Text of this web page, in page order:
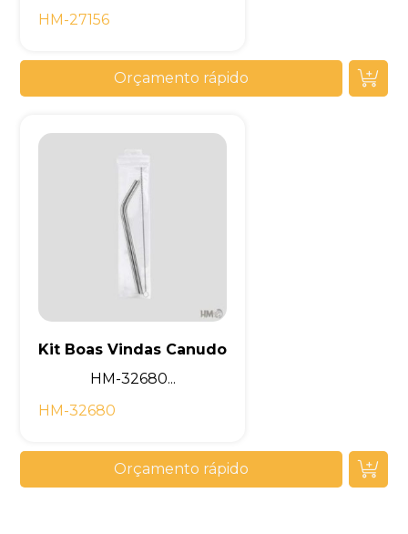
HM-27156
Orçamento rápido
Kit Boas Vindas Canudo
HM-32680...
HM-32680
Orçamento rápido